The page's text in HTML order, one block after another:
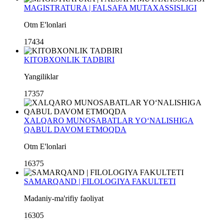
MAGISTRATURA | FALSAFA MUTAXASSISLIGI
Otm E'lonlari
17434
KITOBXONLIK TADBIRI
Yangiliklar
17357
XALQARO MUNOSABATLAR YO‘NALISHIGA
QABUL DAVOM ETMOQDA
Otm E'lonlari
16375
SAMARQAND | FILOLOGIYA FAKULTETI
Madaniy-ma'rifiy faoliyat
16305